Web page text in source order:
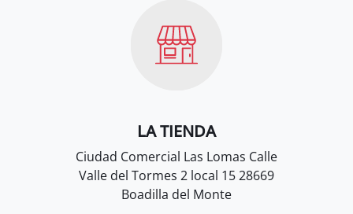
LA TIENDA
Ciudad Comercial Las Lomas Calle
Valle del Tormes 2 local 15 28669
Boadilla del Monte